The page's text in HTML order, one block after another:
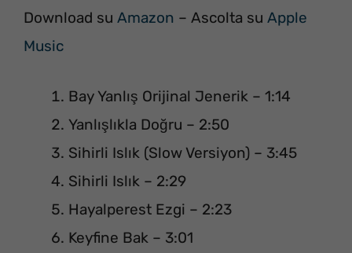
Download su Amazon – Ascolta su Apple
Music
Bay Yanlış Orijinal Jenerik – 1:14
Yanlışlıkla Doğru – 2:50
Sihirli Islık (Slow Versiyon) – 3:45
Sihirli Islık – 2:29
Hayalperest Ezgi – 2:23
Keyfine Bak – 3:01